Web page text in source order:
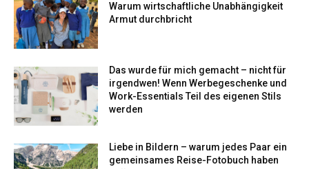
Warum wirtschaftliche Unabhängigkeit
Armut durchbricht
Das wurde für mich gemacht – nicht für
irgendwen! Wenn Werbegeschenke und
Work-Essentials Teil des eigenen Stils
werden
Liebe in Bildern – warum jedes Paar ein
gemeinsames Reise-Fotobuch haben